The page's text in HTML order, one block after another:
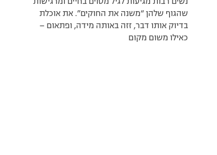
שהגוף שלהן “משנה את החוקים”. את אוכלת
בדיוק אותו דבר, זזה באותה מידה, ופתאום –
כאילו משום מקום